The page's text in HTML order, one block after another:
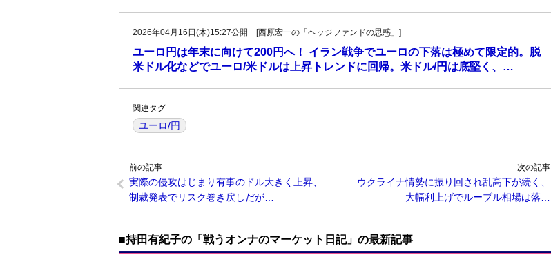
2026年04月16日(木)15:27公開 [西原宏一の「ヘッジファンドの思惑」]
ユーロ円は年末に向けて200円へ！ イラン戦争でユーロの下落は極めて限定的。脱
米ドル化などでユーロ/米ドルは上昇トレンドに回帰。米ドル/円は底堅く、…
関連タグ
ユーロ/円
前の記事
実際の侵攻はじまり有事のドル大きく上昇、
制裁発表でリスク巻き戻しだが…
次の記事
ウクライナ情勢に振り回され乱高下が続く、
大幅利上げでルーブル相場は落…
■持田有紀子の「戦うオンナのマーケット日記」の最新記事